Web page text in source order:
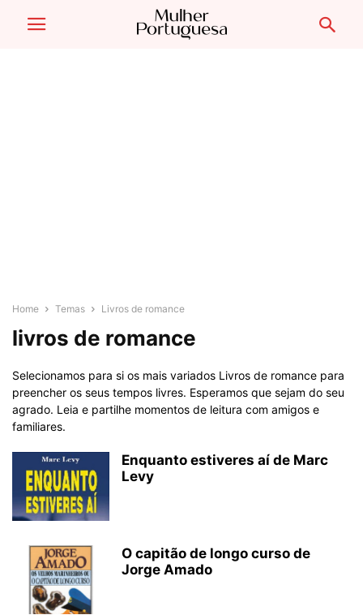
Home Temas Livros de romance
livros de romance
Selecionamos para si os mais variados Livros de romance para
preencher os seus tempos livres. Esperamos que sejam do seu
agrado. Leia e partilhe momentos de leitura com amigos e
familiares.
Enquanto estiveres aí de Marc
Levy
O capitão de longo curso de
Jorge Amado